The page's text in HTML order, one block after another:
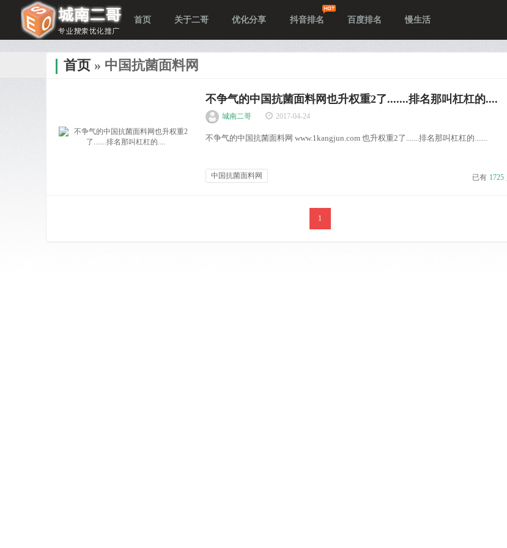
首页 关于二哥 优化分享 抖音排名 百度排名 慢生活
首页» 中国抗菌面料网
不争气的中国抗菌面料网也升权重2了.......排名那叫杠杠的....
城南二哥 2017-04-24
不争气的中国抗菌面料网 www.1kangjun.com 也升权重2了.......排名那叫杠杠的.......
中国抗菌面料网 已有 1725
1